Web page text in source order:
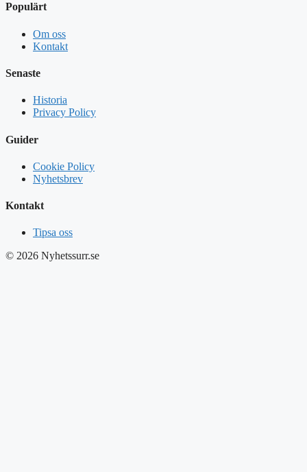
Populärt
Om oss
Kontakt
Senaste
Historia
Privacy Policy
Guider
Cookie Policy
Nyhetsbrev
Kontakt
Tipsa oss
© 2026 Nyhetssurr.se